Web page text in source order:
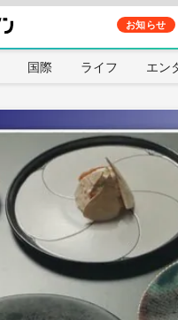
お知らせ
国際 ライフ エン